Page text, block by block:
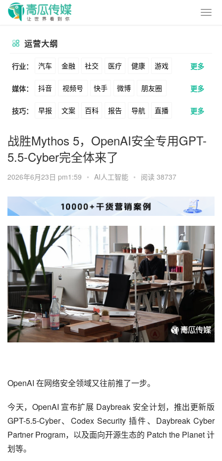
运营大纲
行业： 汽车 金融 社交 医疗 健康 游戏
动漫 美妆 美食 家装 教育 婚纱
酒旅 母婴 宠物 文娱 跨境 科技
广告 元宇宙 房地产
更多
媒体： 抖音 视频号 快手 微博 朋友圈
公众号 B站 小红书 头条 知乎
Soul 百度 爱奇艺 美柚
美图 最右 神马 谷歌
Tiktok Yahoo Bing
更多
技巧： 早报 文案 百科 报告 导航 直播
卖货 话术 私域 社群
涨粉 广告 推广 方案
数据 拉新 活动 用户 游戏 海外
元宇宙 跨境 青瓜通
更多
战胜Mythos 5，OpenAI安全专用GPT-
5.5-Cyber完全体来了
2026年6月23日 pm1:59 • AI人工智能 • 阅读 38737
OpenAI 在网络安全领域又往前推了一步。
GPT-5.5-Cyber、Codex Security 插件、Daybreak Cyber
Partner Program，以及面向开源生态的 Patch the Planet 计
划等。